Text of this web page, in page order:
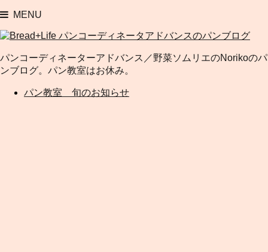
MENU
パンコーディネーターアドバンス／野菜ソムリエのNorikoのパ
ンブログ。パン教室はお休み。
パン教室 旬のお知らせ